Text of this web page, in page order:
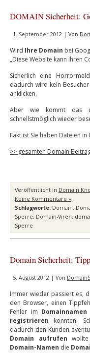
DOMAIN Sicherheit:
1. September 2012 | Von
Wird Ihre Domain bei
„Diese Website kann Ihren
Sicherlich eine
dadurch wird kein
anklicken.
Aber wie kommt das
schnellstmöglich wieder
Fakt ist Sie haben Dateien in
>> gesamten Domain
Veröffentlicht in Domain
Keine Kommentare »
Schlagworte: Domain,
Sperre, Domain-Viren,
Sperre
Domain Sicherheit:
5. August 2012 | Von
Immer wieder passiert es,
den Browser, einen
Fehler im Domainnamen
registrieren konnten.
dadurch den Kunden
Domain aufrufen
Domain-Namen die